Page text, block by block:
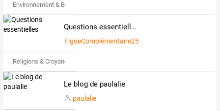
Environnement & Bio
Questions essentielles
FigueComplémentaire250649
Religions & Croyances
Le blog de paulalie
paulalie